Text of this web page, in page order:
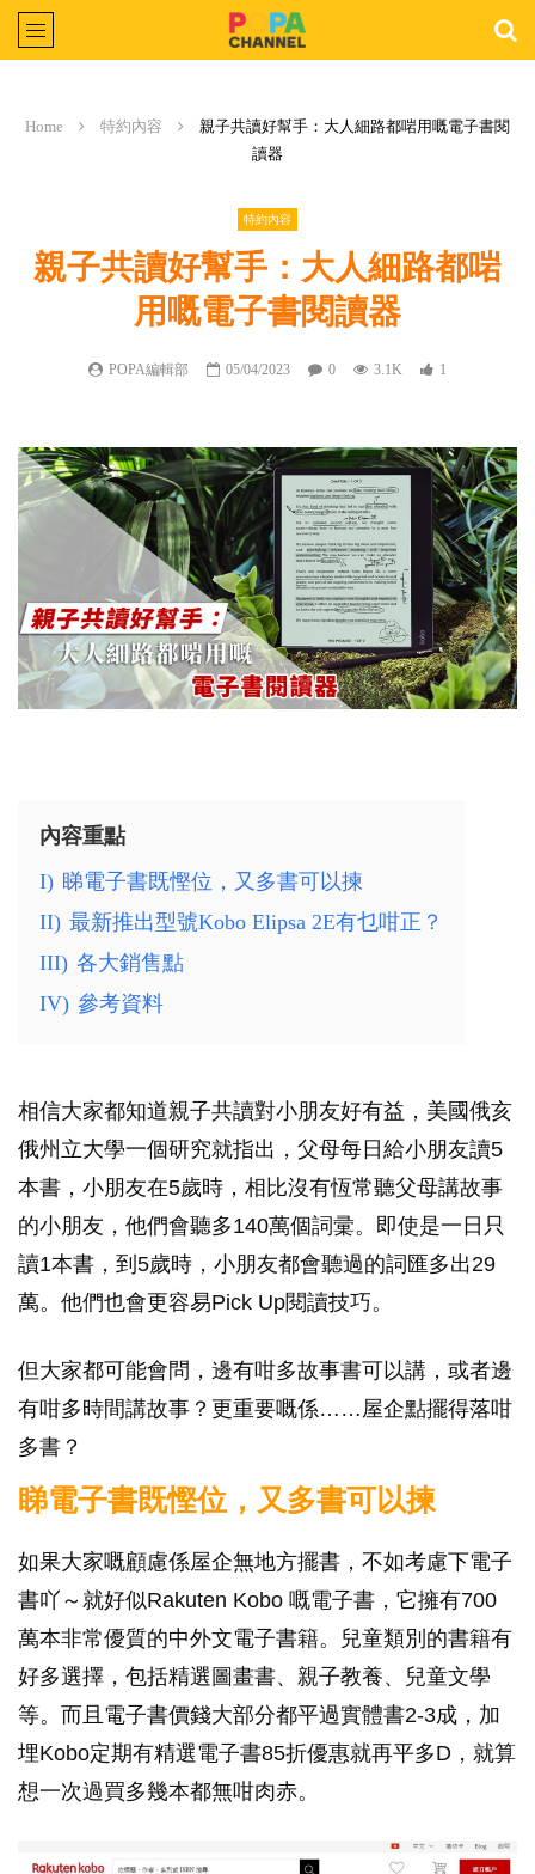
Home 特約內容
親子共讀好幫手：大人細路都啱用嘅電子書閱
讀器
特約內容
親子共讀好幫手：大人細路都啱
用嘅電子書閱讀器
POPA編輯部 05/04/2023 0 3.1K 1
內容重點
I) 睇電子書既慳位，又多書可以揀
II) 最新推出型號Kobo Elipsa 2E有乜咁正？
III) 各大銷售點
IV) 參考資料
相信大家都知道親子共讀對小朋友好有益，美國俄亥
俄州立大學一個研究就指出，父母每日給小朋友讀5
本書，小朋友在5歲時，相比沒有恆常聽父母講故事
的小朋友，他們會聽多140萬個詞彚。即使是一日只
讀1本書，到5歲時，小朋友都會聽過的詞匯多出29
萬。他們也會更容易Pick Up閱讀技巧。
但大家都可能會問，邊有咁多故事書可以講，或者邊
有咁多時間講故事？更重要嘅係……屋企點擺得落咁
多書？
睇電子書既慳位，又多書可以揀
如果大家嘅顧慮係屋企無地方擺書，不如考慮下電子
書吖～就好似Rakuten Kobo 嘅電子書，它擁有700
萬本非常優質的中外文電子書籍。兒童類別的書籍有
好多選擇，包括精選圖畫書、親子教養、兒童文學
等。而且電子書價錢大部分都平過實體書2-3成，加
埋Kobo定期有精選電子書85折優惠就再平多D，就算
想一次過買多幾本都無咁肉赤。